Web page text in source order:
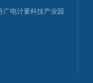
广电计量科技产业园